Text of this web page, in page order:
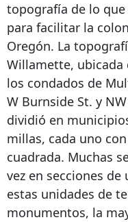
topografía de lo
para facilitar la
Oregón. La
Willamette, ubicada
los condados de
W Burnside St. y
dividió en
millas, cada uno
cuadrada. Muchas
vez en secciones
estas unidades de
monumentos, la